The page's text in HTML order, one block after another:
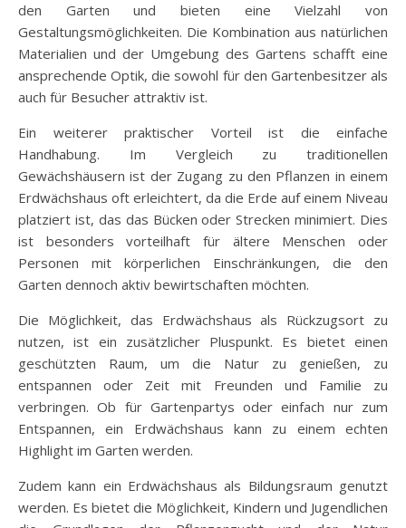
den Garten und bieten eine Vielzahl von
Gestaltungsmöglichkeiten. Die Kombination aus natürlichen
Materialien und der Umgebung des Gartens schafft eine
ansprechende Optik, die sowohl für den Gartenbesitzer als
auch für Besucher attraktiv ist.
Ein weiterer praktischer Vorteil ist die einfache
Handhabung. Im Vergleich zu traditionellen
Gewächshäusern ist der Zugang zu den Pflanzen in einem
Erdwächshaus oft erleichtert, da die Erde auf einem Niveau
platziert ist, das das Bücken oder Strecken minimiert. Dies
ist besonders vorteilhaft für ältere Menschen oder
Personen mit körperlichen Einschränkungen, die den
Garten dennoch aktiv bewirtschaften möchten.
Die Möglichkeit, das Erdwächshaus als Rückzugsort zu
nutzen, ist ein zusätzlicher Pluspunkt. Es bietet einen
geschützten Raum, um die Natur zu genießen, zu
entspannen oder Zeit mit Freunden und Familie zu
verbringen. Ob für Gartenpartys oder einfach nur zum
Entspannen, ein Erdwächshaus kann zu einem echten
Highlight im Garten werden.
Zudem kann ein Erdwächshaus als Bildungsraum genutzt
werden. Es bietet die Möglichkeit, Kindern und Jugendlichen